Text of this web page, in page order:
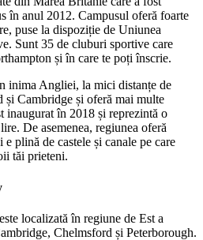
în anul 2012. Campusul oferă foarte
puse la dispoziție de Uniunea
Sunt 35 de cluburi sportive care
și în care te poți înscrie.
inima Angliei, la mici distanțe de
Cambridge și oferă mai multe
inaugurat în 2018 și reprezintă o
De asemenea, regiunea oferă
plină de castele și canale pe care
tăi prieteni.
localizată în regiune de Est a
Chelmsford și Peterborough.